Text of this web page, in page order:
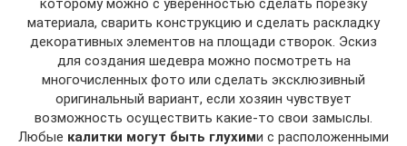
которому можно с уверенностью сделать порезку
материала, сварить конструкцию и сделать раскладку
декоративных элементов на площади створок. Эскиз
для создания шедевра можно посмотреть на
многочисленных фото или сделать эксклюзивный
оригинальный вариант, если хозяин чувствует
возможность осуществить какие-то свои замыслы.
Любые калитки могут быть глухими с расположенными